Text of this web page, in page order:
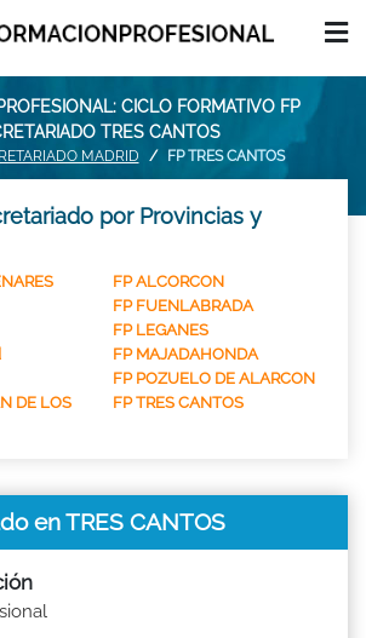
CICLO FORMATIVO FP
TRES CANTOS
MADRID FP TRES CANTOS
por Provincias y
FP ALCORCON
FP FUENLABRADA
FP LEGANES
FP MAJADAHONDA
FP POZUELO DE ALARCON
DE LOS
FP TRES CANTOS
en TRES CANTOS